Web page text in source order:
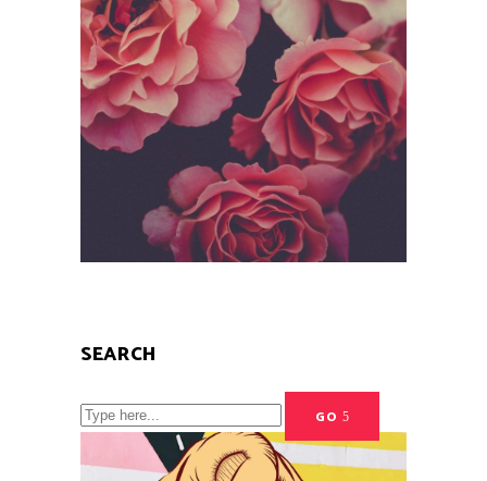
SEARCH
Search
for:
GO
SOCIAL FEED